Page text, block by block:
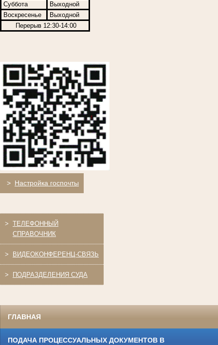
Суббота
Выходной
Воскресенье
Выходной
Перерыв 12:30-14:00
> Настройка госпочты
> ТЕЛЕФОННЫЙ
СПРАВОЧНИК
> ВИДЕОКОНФЕРЕНЦ-СВЯЗЬ
> ПОДРАЗДЕЛЕНИЯ СУДА
ГЛАВНАЯ
ПОДАЧА ПРОЦЕССУАЛЬНЫХ ДОКУМЕНТОВ В